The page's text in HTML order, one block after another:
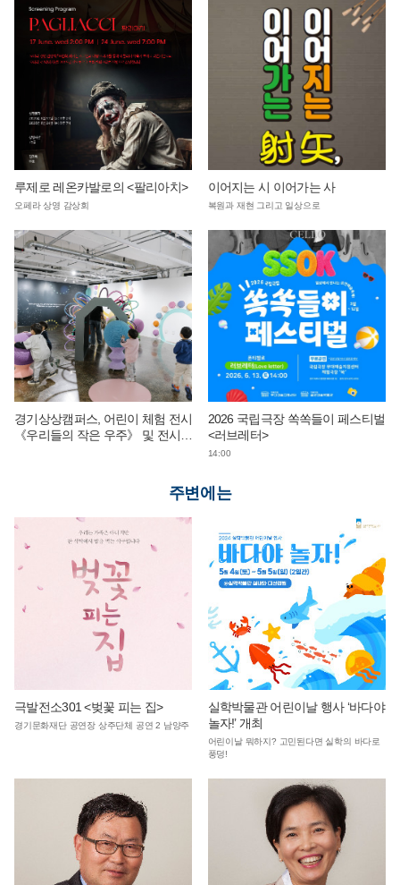
루제로 레온카발로의 <팔리아치>
오페라 상영 감상회
이어지는 시 이어가는 사
복원과 재현 그리고 일상으로
경기상상캠퍼스, 어린이 체험 전시
《우리들의 작은 우주》 및 전시
2026 국립극장 쏙쏙들이 페스티벌
<러브레터>
14:00
주변에는
극발전소301 <벚꽃 피는 집>
경기문화재단 공연장 상주단체 공연 2 남양주
실학박물관 어린이날 행사 ‘바다야
놀자!’ 개최
어린이날 뭐하지? 고민된다면 실학의 바다로
풍덩!